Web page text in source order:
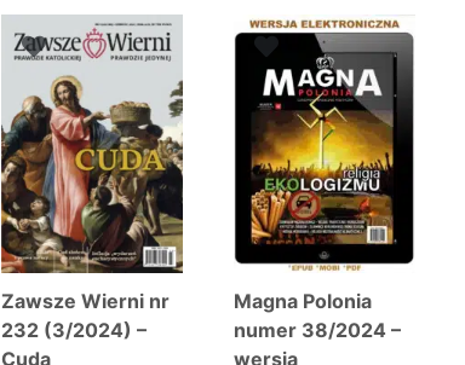
Zawsze Wierni nr
232 (3/2024) –
Cuda
Magna Polonia
numer 38/2024 –
wersja